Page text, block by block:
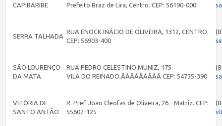
CAPIBARIBE
Prefeito Braz de Lira, Centro. CEP: 56190-000
SERRA TALHADA
RUA ENOCK INÁCIO DE OLIVEIRA, 1312, CENTRO.
CEP: 56903-400
SÃO LOURENÇO
DA MATA
RUA PEDRO CELESTINO MUNIZ, 175
VILA DO REINADO,ÂÂÂÂÂÂÂÂÂ CEP: 54735-390
VITÓRIA DE
SANTO ANTÃO
R. Pref. João Cleofas de Oliveira, 26 - Matriz. CEP:
55602-125